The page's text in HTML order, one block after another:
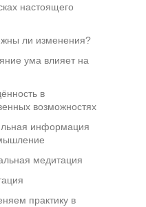
настоящего
ли изменения?
ума влияет на
в
возможностях
информация
медитация
практику в